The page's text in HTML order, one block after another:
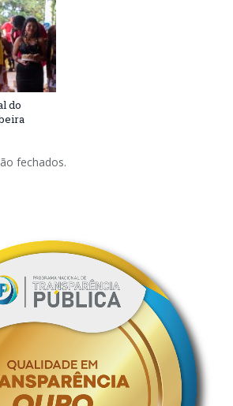
do
fechados.